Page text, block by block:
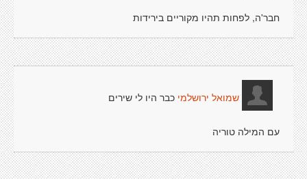
חבר'ה, לפחות תהיו מקוריים בירידות
שמואל ירושלמי כבר היו לי שירים
עם המילה טוריה